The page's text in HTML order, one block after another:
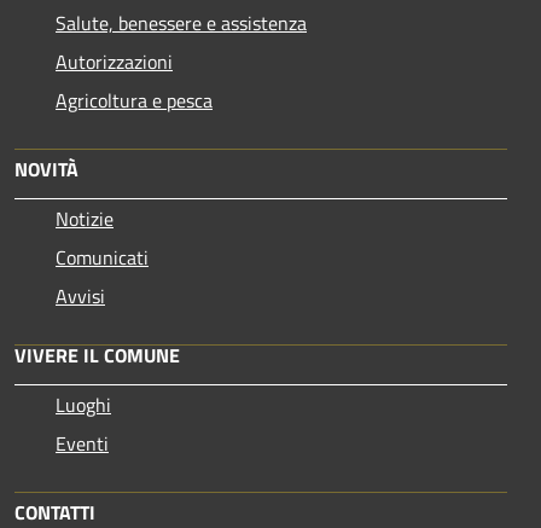
Salute, benessere e assistenza
Autorizzazioni
Agricoltura e pesca
NOVITÀ
Notizie
Comunicati
Avvisi
VIVERE IL COMUNE
Luoghi
Eventi
CONTATTI